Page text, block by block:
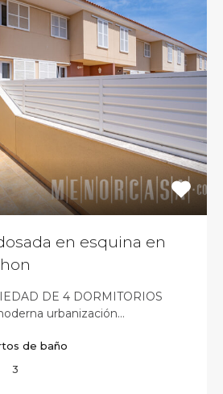
en esquina en
DE 4 DORMITORIOS
urbanización…
de baño
3